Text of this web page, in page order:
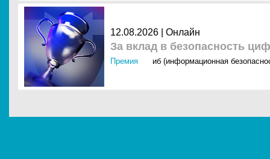
12.08.2026 | Онлайн
За вклад в безопасность
Премия иб (информационная